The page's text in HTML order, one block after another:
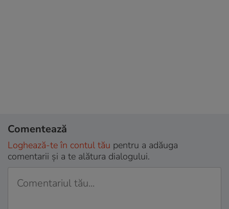
Comentează
Loghează-te în contul tău pentru a adăuga
comentarii și a te alătura dialogului.